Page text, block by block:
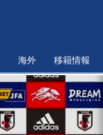
海外 移籍情報